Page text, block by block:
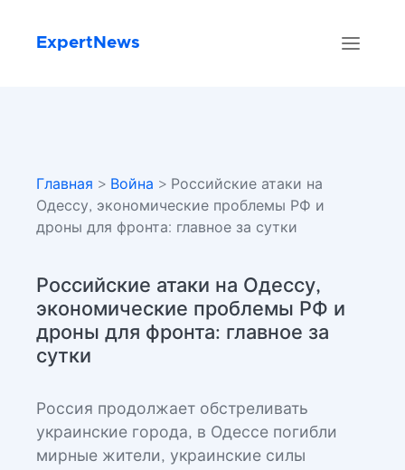
ExpertNews
Главная > Война > Российские атаки на
Одессу, экономические проблемы РФ и
дроны для фронта: главное за сутки
Российские атаки на Одессу,
экономические проблемы РФ и
дроны для фронта: главное за
сутки
Россия продолжает обстреливать
украинские города, в Одессе погибли
мирные жители, украинские силы